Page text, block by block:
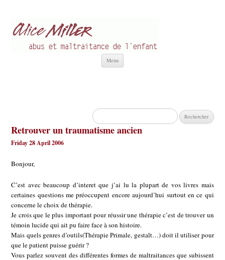
Menu
Rechercher :
Retrouver un traumatisme ancien
Friday 28 April 2006
Bonjour,
C’est avec beaucoup d’interet que j’ai lu la plupart de vos livres mais
certaines questions me préoccupent encore aujourd’hui surtout en ce qui
concerne le choix de thérapie.
Je crois que le plus important pour réussir une thérapie c’est de trouver un
témoin lucide qui ait pu faire face à son histoire.
Mais quels genres d’outils(Thérapie Primale, gestalt…) doit il utiliser pour
que le patient puisse guérir ?
Vous parlez souvent des différentes formes de maltraitances que subissent